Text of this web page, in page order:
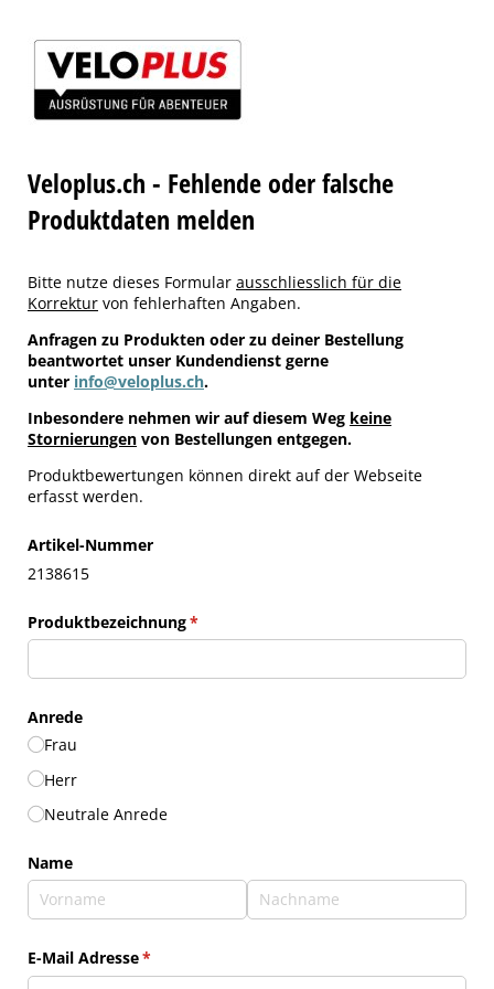
Veloplus.ch - Fehlende oder falsche
Produktdaten melden
Bitte nutze dieses Formular ausschliesslich für die
Korrektur von fehlerhaften Angaben.
Anfragen zu Produkten oder zu deiner Bestellung
beantwortet unser Kundendienst gerne
unter info@veloplus.ch.
Inbesondere nehmen wir auf diesem Weg keine
Stornierungen von Bestellungen entgegen.
Produktbewertungen können direkt auf der Webseite
erfasst werden.
Artikel-Nummer
2138615
Produktbezeichnung*
(erforderlich)
Anrede
Frau
Herr
Neutrale Anrede
Name
E-Mail Adresse*
(erforderlich)